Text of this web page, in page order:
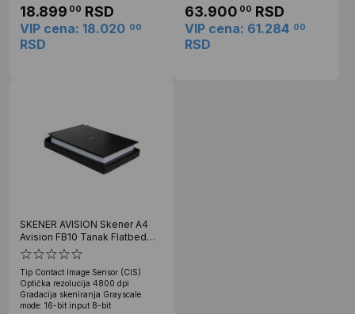
18.899 00 RSD
VIP cena: 18.020 00
RSD
63.900 00 RSD
VIP cena: 61.284 00
RSD
SKENER AVISION Skener A4
Avision FB10 Tanak Flatbed
4800 dpi
Tip Contact Image Sensor (CIS)
Optička rezolucija 4800 dpi
Gradacija skeniranja Grayscale
mode: 16-bit input 8-bit